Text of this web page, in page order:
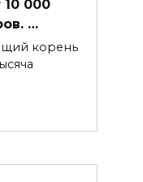
10 000
…
корень